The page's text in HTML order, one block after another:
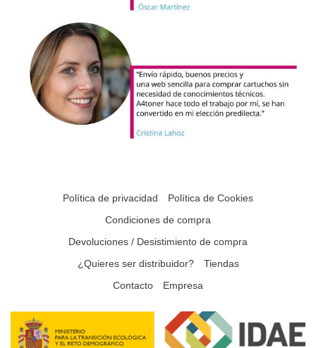
Política de privacidad
Política de Cookies
Condiciones de compra
Devoluciones / Desistimiento de compra
¿Quieres ser distribuidor?
Tiendas
Contacto
Empresa